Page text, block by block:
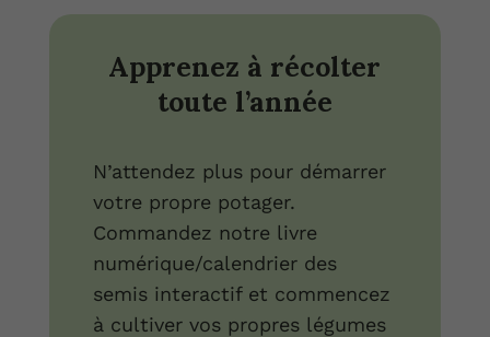
Apprenez à récolter
toute l’année
N’attendez plus pour démarrer
votre propre potager.
Commandez notre livre
numérique/calendrier des
semis interactif et commencez
à cultiver vos propres légumes